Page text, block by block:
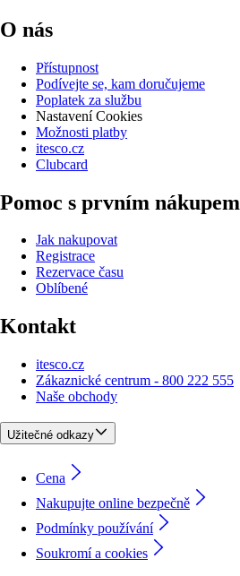
O nás
Přístupnost
Podívejte se, kam doručujeme
Poplatek za službu
Nastavení Cookies
Možnosti platby
itesco.cz
Clubcard
Pomoc s prvním nákupem
Jak nakupovat
Registrace
Rezervace času
Oblíbené
Kontakt
itesco.cz
Zákaznické centrum - 800 222 555
Naše obchody
Užitečné odkazy
Cena
Nakupujte online bezpečně
Podmínky používání
Soukromí a cookies